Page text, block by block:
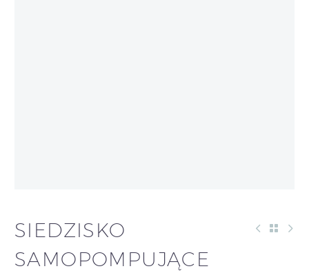
SIEDZISKO
SAMOPOMPUJĄCE